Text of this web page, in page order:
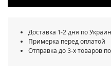
Доставка 1-2 дня по
Примерка перед оплатой
Отправка до 3-х товаров